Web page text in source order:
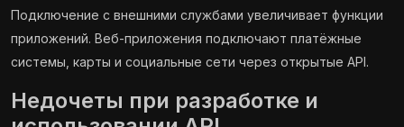
Подключение с внешними службами увеличивает функции
приложений. Веб-приложения подключают платёжные
системы, карты и социальные сети через открытые API.
Недочеты при разработке и